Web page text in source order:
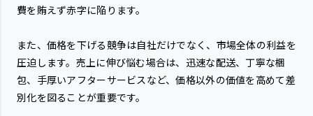
費を賄えず赤字に陥ります。
また、価格を下げる競争は自社だけでなく、市場全体の利益を
圧迫します。売上に伸び悩む場合は、迅速な配送、丁寧な梱
包、手厚いアフターサービスなど、価格以外の価値を高めて差
別化を図ることが重要です。